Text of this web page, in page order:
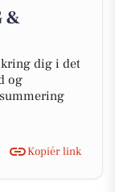
&
dig i det
og
Kopiér link